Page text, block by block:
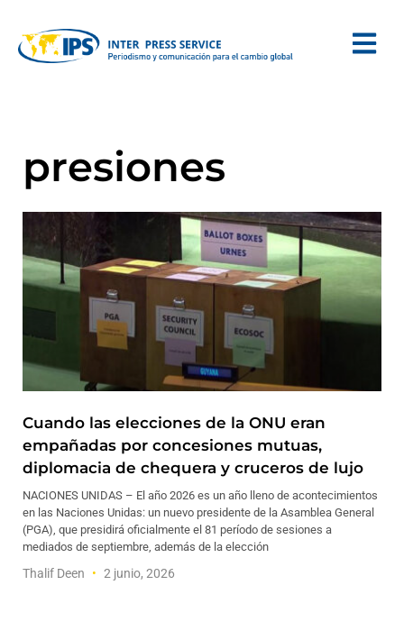
presiones
Cuando las elecciones de la ONU eran
empañadas por concesiones mutuas,
diplomacia de chequera y cruceros de lujo
NACIONES UNIDAS – El año 2026 es un año lleno de acontecimientos
en las Naciones Unidas: un nuevo presidente de la Asamblea General
(PGA), que presidirá oficialmente el 81 período de sesiones a
mediados de septiembre, además de la elección
Thalif Deen 2 junio, 2026